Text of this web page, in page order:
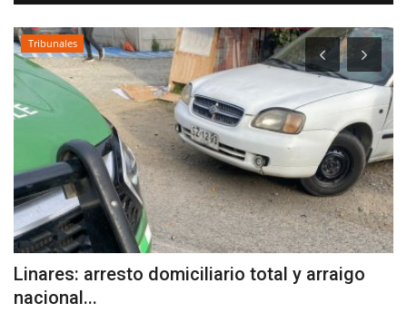
Tribunales
Linares: arresto domiciliario total y arraigo
nacional...